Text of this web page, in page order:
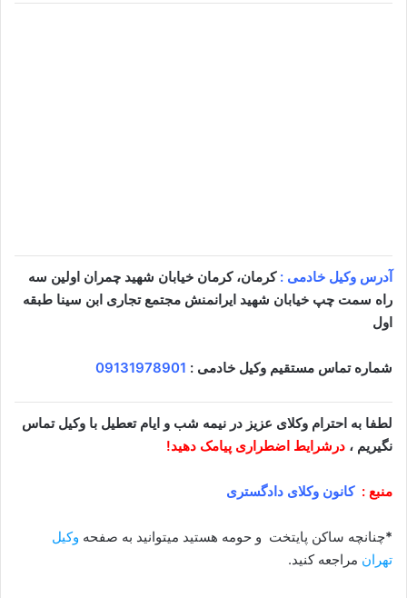
آدرس وکیل خادمی : کرمان، کرمان خیابان شهید چمران اولین سه
راه سمت چپ خیابان شهید ایرانمنش مجتمع تجاری ابن سینا طبقه
اول
شماره تماس مستقیم وکیل خادمی :
لطفا به احترام وکلای عزیز در نیمه شب و ایام تعطیل با وکیل تماس
نگیریم ، درشرایط اضطراری پیامک دهید!
منبع : کانون وکلای دادگستری
*چنانچه ساکن پایتخت و حومه هستید میتوانید به صفحه وکیل
تهران مراجعه کنید.